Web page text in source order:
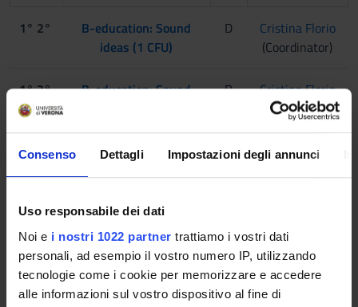
Consenso Dettagli Impostazioni degli annunci
Uso responsabile dei dati
Noi e i nostri 1022 partner trattiamo i vostri dati
personali, ad esempio il vostro numero IP, utilizzando
tecnologie come i cookie per memorizzare e accedere
alle informazioni sul vostro dispositivo al fine di
1° 2°
B-education: Sound
ideas (1 CFU)
D
Cristina Florio
(Coordinator)
1° 2°
B-education: Sound
D
Cristina Florio
(Coordinator)
1° 2°
Generative AI (Artificial
Communication
D
Paola Signori
1° 2°
SQL Databases
Laboratory
D
Marco Minozzo
(Coordinator)